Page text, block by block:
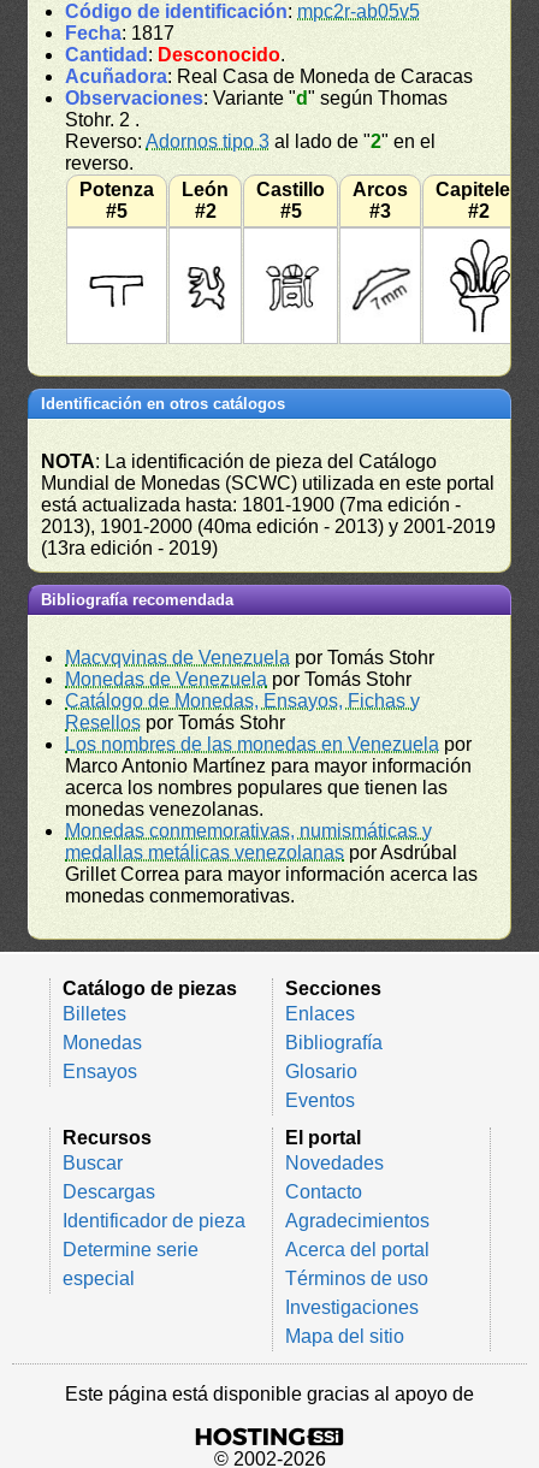
Código de identificación: mpc2r-ab05v5
Fecha: 1817
Cantidad : Desconocido.
Acuñadora: Real Casa de Moneda de Caracas
Observaciones: Variante "d" según Thomas
Stohr. 2 .
Reverso:Adornos tipo 3 al lado de "2" en el
reverso.
Potenza
#5
León
#2
Castillo
#5
Arcos
#3
Capiteles
#2
Identificación en otros catálogos
NOTA: La identificación de pieza del Catálogo
Mundial de Monedas (SCWC) utilizada en este portal
está actualizada hasta: 1801-1900 (7ma edición -
2013), 1901-2000 (40ma edición - 2013) y 2001-2019
(13ra edición - 2019)
Bibliografía recomendada
Macvqvinas de Venezuela por Tomás Stohr
Monedas de Venezuela por Tomás Stohr
Catálogo de Monedas, Ensayos, Fichas y
Resellos por Tomás Stohr
Los nombres de las monedas en Venezuela por
Marco Antonio Martínez para mayor información
acerca los nombres populares que tienen las
monedas venezolanas.
Monedas conmemorativas, numismáticas y
medallas metálicas venezolanas por Asdrúbal
Grillet Correa para mayor información acerca las
monedas conmemorativas.
Catálogo de piezas
Billetes
Monedas
Ensayos
Secciones
Enlaces
Bibliografía
Glosario
Eventos
Recursos
Buscar
Descargas
Identificador de pieza
Determine serie
especial
El portal
Novedades
Contacto
Agradecimientos
Acerca del portal
Términos de uso
Investigaciones
Mapa del sitio
Este página está disponible gracias al apoyo de
© 2002-2026